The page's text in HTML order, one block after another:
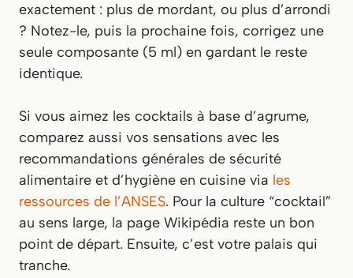
exactement : plus de mordant, ou plus d’arrondi
? Notez-le, puis la prochaine fois, corrigez une
seule composante (5 ml) en gardant le reste
identique.
Si vous aimez les cocktails à base d’agrume,
comparez aussi vos sensations avec les
recommandations générales de sécurité
alimentaire et d’hygiène en cuisine via les
ressources de l’ANSES. Pour la culture “cocktail”
au sens large, la page Wikipédia reste un bon
point de départ. Ensuite, c’est votre palais qui
tranche.